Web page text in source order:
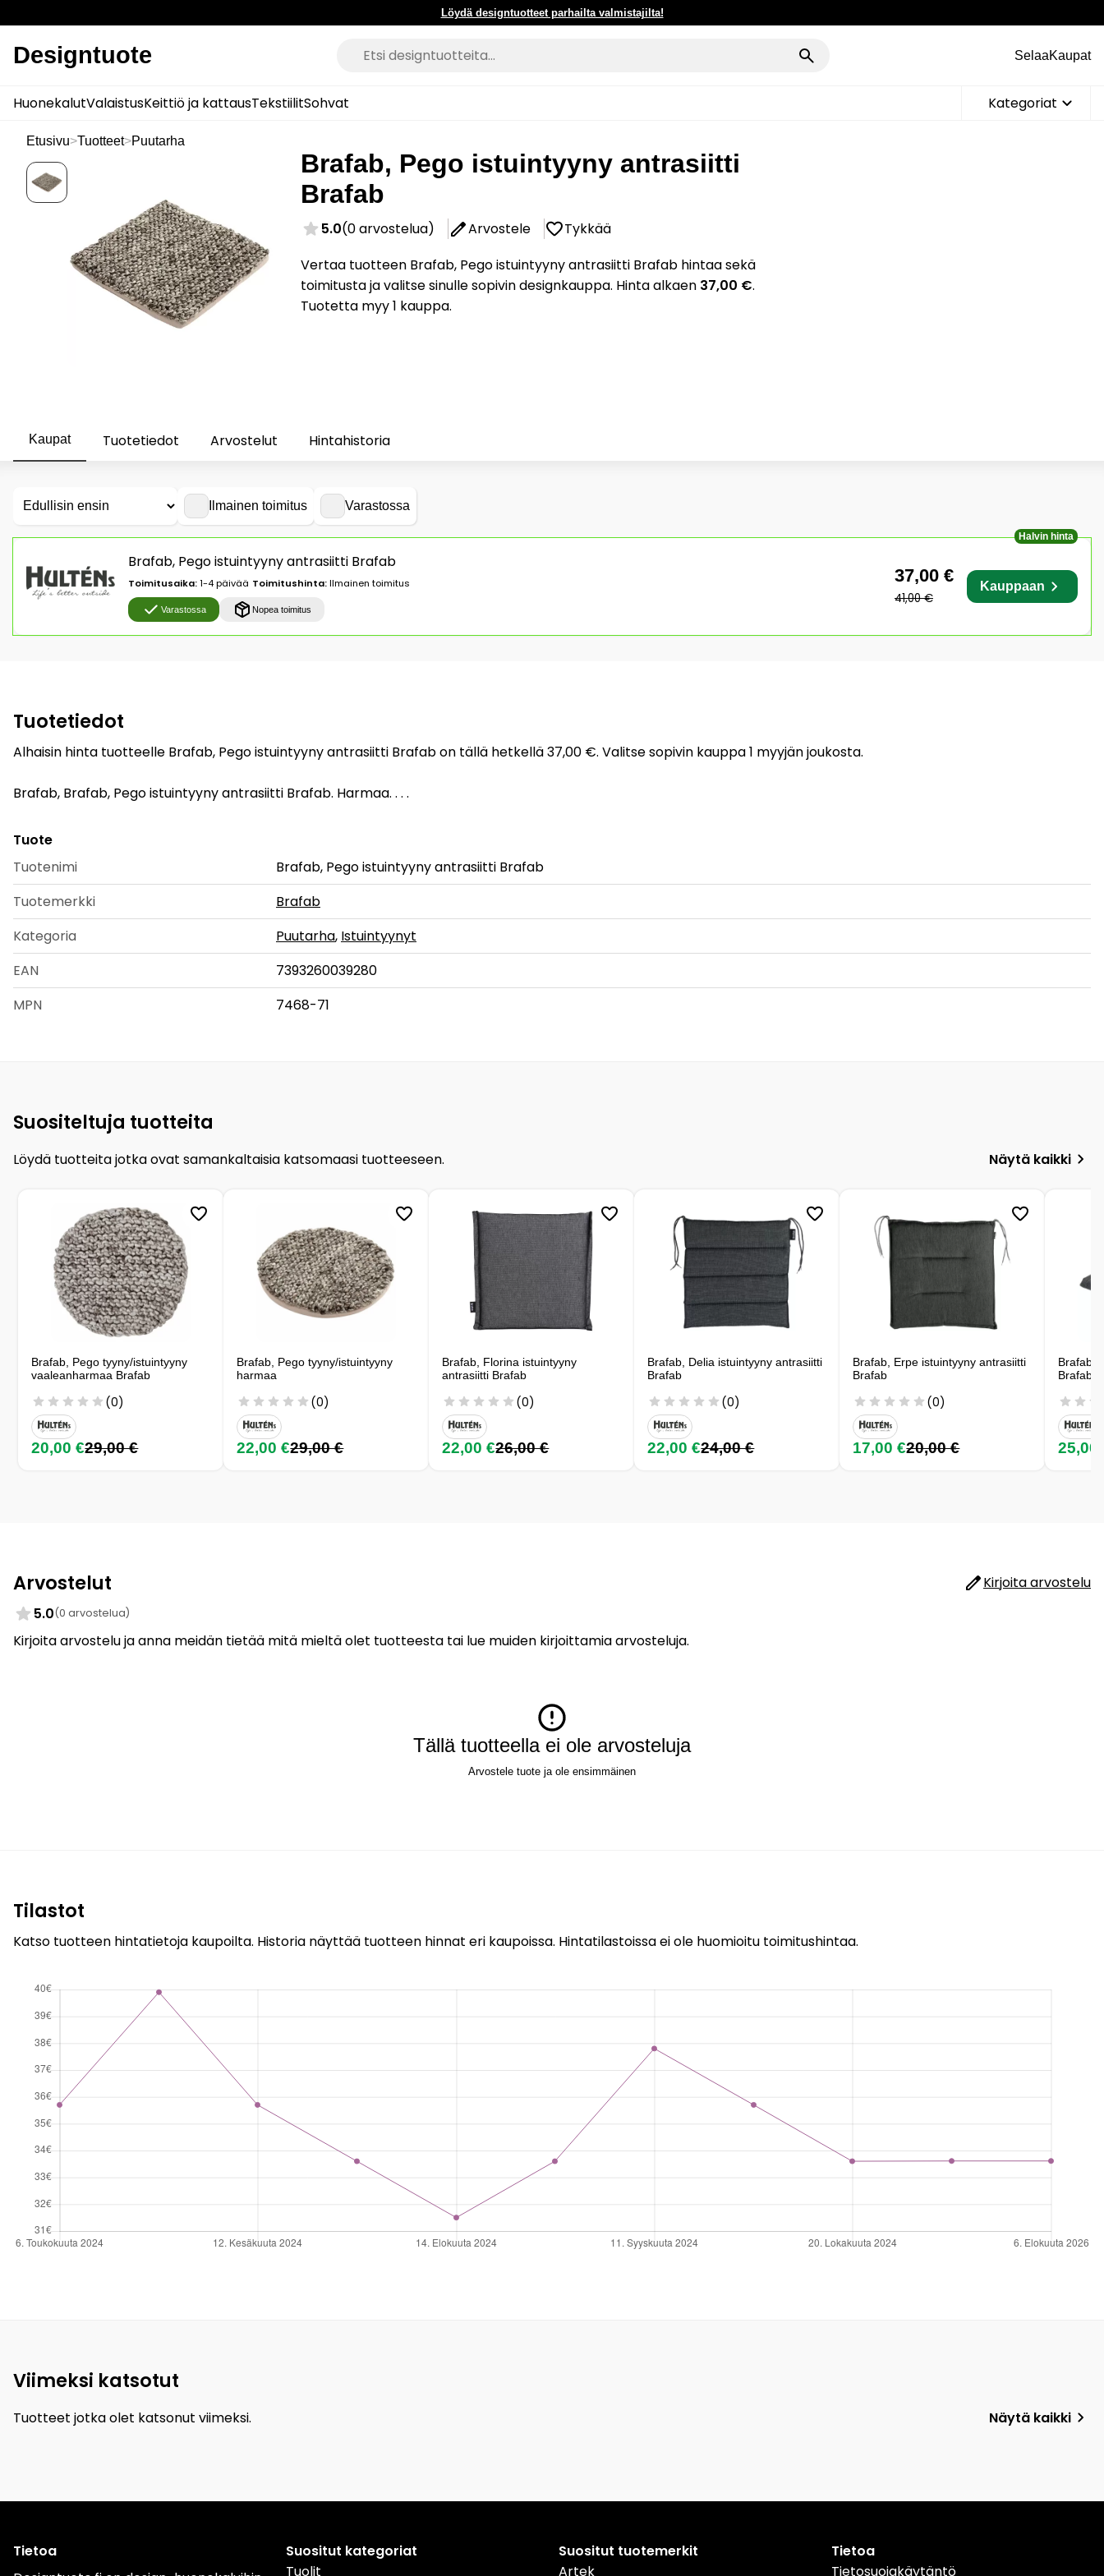
Löydä designtuotteet parhailta valmistajilta!
Designtuote SelaaKaupat
HuonekalutValaistusKeittiö ja kattausTekstiilitSohvat Kategoriat
Etusivu>Tuotteet>Puutarha
Brafab, Pego istuintyyny antrasiitti
Brafab
5.0(0 arvostelua) Arvostele
Tykkää
Vertaa tuotteen Brafab, Pego istuintyyny antrasiitti Brafab hintaa sekä
toimitusta ja valitse sinulle sopivin designkauppa. Hinta alkaen 37,00 €.
Tuotetta myy 1 kauppa.
Kaupat Tuotetiedot Arvostelut Hintahistoria
Ilmainen toimitus Varastossa
Halvin hinta
Brafab, Pego istuintyyny antrasiitti Brafab
Toimitusaika:1-4 päivää Toimitushinta:Ilmainen toimitus
Varastossa Nopea toimitus
37,00 €
41,00 €
Kauppaan
Tuotetiedot
Alhaisin hinta tuotteelle Brafab, Pego istuintyyny antrasiitti Brafab on tällä hetkellä 37,00 €. Valitse sopivin kauppa 1 myyjän joukosta.
Brafab, Brafab, Pego istuintyyny antrasiitti Brafab. Harmaa. . . .
Tuote
Tuotenimi
Brafab, Pego istuintyyny antrasiitti Brafab
Tuotemerkki
Brafab
Kategoria
Puutarha, Istuintyynyt
EAN
7393260039280
MPN
7468-71
Suositeltuja tuotteita
Löydä tuotteita jotka ovat samankaltaisia katsomaasi tuotteeseen. Näytä kaikki
Brafab, Pego tyyny/istuintyyny
vaaleanharmaa Brafab
(0)
20,00 €29,00 €
Brafab, Pego tyyny/istuintyyny
harmaa
(0)
22,00 €29,00 €
Brafab, Florina istuintyyny
antrasiitti Brafab
(0)
22,00 €26,00 €
Brafab, Delia istuintyyny antrasiitti
Brafab
(0)
22,00 €24,00 €
Brafab, Erpe istuintyyny antrasiitti
Brafab
(0)
17,00 €20,00 €
Brafab,
Brafab
25,00
Arvostelut
Kirjoita arvostelu
5.0(0 arvostelua)
Kirjoita arvostelu ja anna meidän tietää mitä mieltä olet tuotteesta tai lue muiden kirjoittamia arvosteluja.
Tällä tuotteella ei ole arvosteluja
Arvostele tuote ja ole ensimmäinen
Tilastot
Katso tuotteen hintatietoja kaupoilta. Historia näyttää tuotteen hinnat eri kaupoissa. Hintatilastoissa ei ole huomioitu toimitushintaa.
Viimeksi katsotut
Tuotteet jotka olet katsonut viimeksi. Näytä kaikki
Tietoa
Suositut kategoriat
Tuolit
Suositut tuotemerkit
Artek
Tietoa
Tietosuojakäytäntö